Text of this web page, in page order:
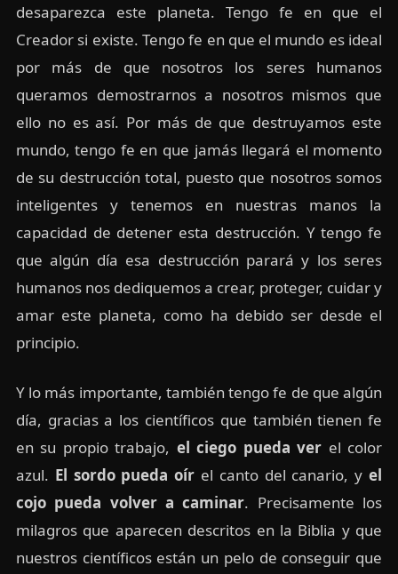
desaparezca este planeta. Tengo fe en que el
Creador si existe. Tengo fe en que el mundo es ideal
por más de que nosotros los seres humanos
queramos demostrarnos a nosotros mismos que
ello no es así. Por más de que destruyamos este
mundo, tengo fe en que jamás llegará el momento
de su destrucción total, puesto que nosotros somos
inteligentes y tenemos en nuestras manos la
capacidad de detener esta destrucción. Y tengo fe
que algún día esa destrucción parará y los seres
humanos nos dediquemos a crear, proteger, cuidar y
amar este planeta, como ha debido ser desde el
principio.
Y lo más importante, también tengo fe de que algún
día, gracias a los científicos que también tienen fe
en su propio trabajo, el ciego pueda ver el color
azul. El sordo pueda oír el canto del canario, yel
cojo pueda volver a caminar. Precisamente los
milagros que aparecen descritos en la Biblia y que
nuestros científicos están un pelo de conseguir que